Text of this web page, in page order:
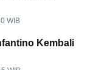
WIB
Kembali